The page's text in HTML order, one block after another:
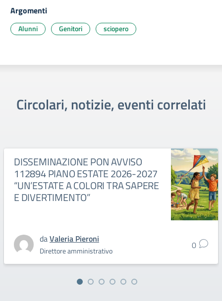
Argomenti
Alunni Genitori sciopero
Circolari, notizie, eventi correlati
DISSEMINAZIONE PON AVVISO
112894 PIANO ESTATE 2026-2027
“UN’ESTATE A COLORI TRA SAPERE
E DIVERTIMENTO”
daValeria Pieroni
Direttore amministrativo 0